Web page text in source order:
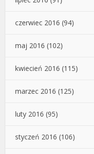
czerwiec 2016 (94)
maj 2016 (102)
kwiecień 2016 (115)
marzec 2016 (125)
luty 2016 (95)
styczeń 2016 (106)